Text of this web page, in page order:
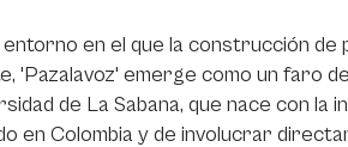
entorno en el que la construcción
'Pazalavoz' emerge como un faro
de La Sabana, que nace con
en Colombia y de involucrar